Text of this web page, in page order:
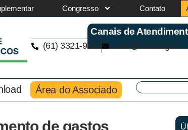
Congresso Contato
Canais de
(61) 3321-9563 cmb@cmb.org.br
Área do Associado
de gastos